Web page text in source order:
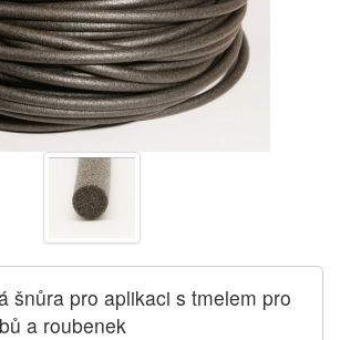
šnůra pro aplikaci s tmelem pro
a roubenek